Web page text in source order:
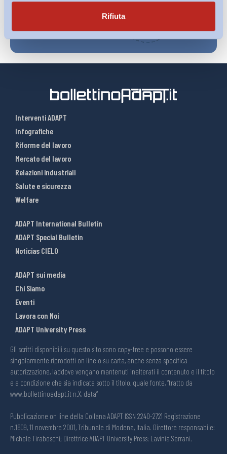
Rifiuta
Interventi ADAPT
Infografiche
Riforme del lavoro
Mercato del lavoro
Relazioni industriali
Salute e sicurezza
Welfare
ADAPT International Bulletin
ADAPT Special Bulletin
Noticias CIELO
ADAPT sui media
Chi Siamo
Eventi
Lavora con Noi
ADAPT University Press
Gli scritti disponibili su questo sito sono copy-free e possono essere
singolarmente riprodotti on line o su carta, anche senza specifica
autorizzazione, laddove vengano mantenuti inalterati il contenuto e il titolo
e a condizione che sia indicata sotto il titolo, quale fonte, “tratto da
www.bollettinoadapt.it n.X, data“
Pubblicazione on line della Collana ADAPT ISSN 2240-2721 Registrazione
n.1609, 11 novembre 2001, Tribunale di Modena, Italia. Direttore responsabile:
Michele Tiraboschi; Direttrice ADAPT University Press: Lavinia Serrani.